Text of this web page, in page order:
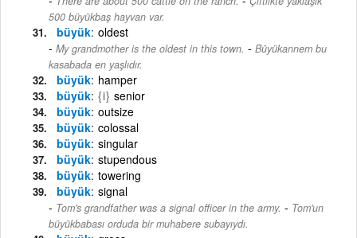
500 büyükbaş hayvan var.
büyük oldest
My grandmother is the oldest in this town. - Büyükannem bu
kasabada en yaşlıdır.
büyük hamper
büyük {i} senior
büyük outsize
büyük colossal
büyük singular
büyük stupendous
büyük towering
büyük signal
Tom's grandfather was a signal officer in the army. - Tom'un
büyükbabası orduda bir muhabere subayıydı.